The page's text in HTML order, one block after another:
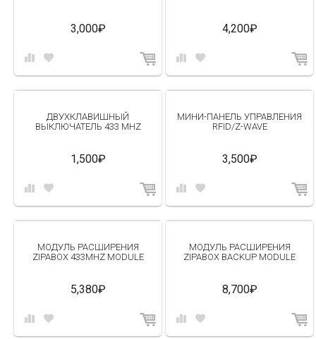
3,000₽ 4,200₽
ДВУХКЛАВИШНЫЙ
ВЫКЛЮЧАТЕЛЬ 433 MHZ
1,500₽
МИНИ-ПАНЕЛЬ УПРАВЛЕНИЯ
RFID/Z-WAVE
3,500₽
МОДУЛЬ РАСШИРЕНИЯ
ZIPABOX 433MHZ MODULE
5,380₽
МОДУЛЬ РАСШИРЕНИЯ
ZIPABOX BACKUP MODULE
8,700₽